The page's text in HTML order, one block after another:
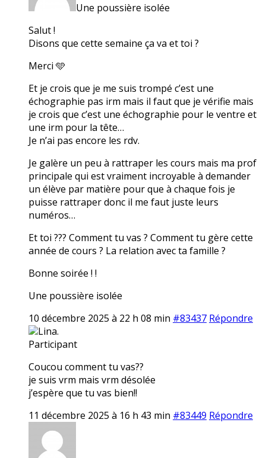
Une poussière isolée
Salut !
Disons que cette semaine ça va et toi ?
Merci 🩵
Et je crois que je me suis trompé c’est une
échographie pas irm mais il faut que je vérifie mais
je crois que c’est une échographie pour le ventre et
une irm pour la tête…
Je n’ai pas encore les rdv.
Je galère un peu à rattraper les cours mais ma prof
principale qui est vraiment incroyable à demander
un élève par matière pour que à chaque fois je
puisse rattraper donc il me faut juste leurs
numéros…
Et toi ??? Comment tu vas ? Comment tu gère cette
année de cours ? La relation avec ta famille ?
Bonne soirée ! !
Une poussière isolée
10 décembre 2025 à 22 h 08 min #83437 Répondre
Lina.
Participant
Coucou comment tu vas??
je suis vrm mais vrm désolée
j’espère que tu vas bien!!
11 décembre 2025 à 16 h 43 min #83449 Répondre